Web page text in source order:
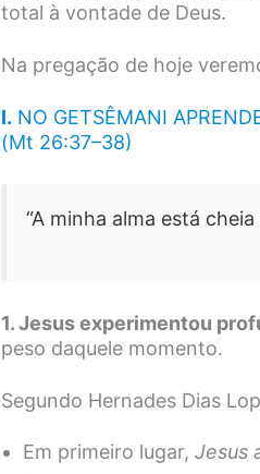
total à vontade de Deus.
Na pregação de hoje
I. NO GETSÊMANI
(Mt 26:37–38)
“A minha alma está
1. Jesus experimentou
peso daquele momento.
Segundo Hernades Dias
Em primeiro lugar, Jesus